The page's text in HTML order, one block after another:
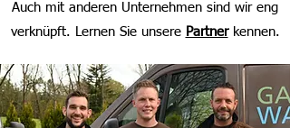
Auch mit anderen Unternehmen sind wir eng
verknüpft. Lernen Sie unsere Partner kennen.